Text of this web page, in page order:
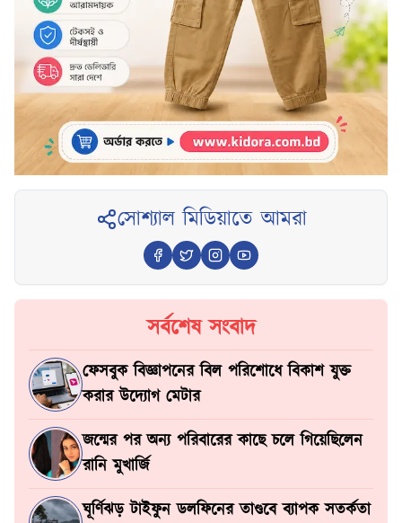
সোশ্যাল মিডিয়াতে আমরা
সর্বশেষ সংবাদ
ফেসবুক বিজ্ঞাপনের বিল পরিশোধে বিকাশ যুক্ত
করার উদ্যোগ মেটার
জন্মের পর অন্য পরিবারের কাছে চলে গিয়েছিলেন
রানি মুখার্জি
ঘূর্ণিঝড় টাইফুন ডলফিনের তাণ্ডবে ব্যাপক সতর্কতা